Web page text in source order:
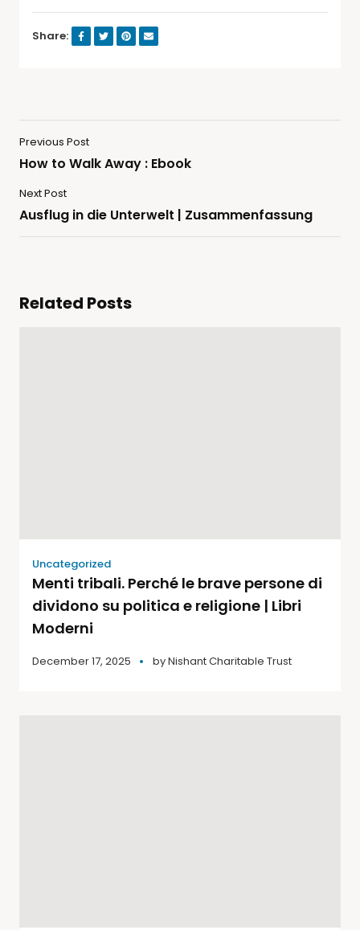
Share:
Previous Post
How to Walk Away : Ebook
Next Post
Ausflug in die Unterwelt | Zusammenfassung
Related Posts
Uncategorized
Menti tribali. Perché le brave persone di
dividono su politica e religione | Libri
Moderni
December 17, 2025 byNishant Charitable Trust